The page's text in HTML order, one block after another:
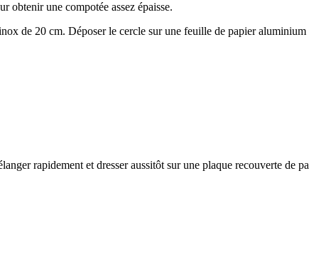
obtenir une compotée assez épaisse.
de 20 cm. Déposer le cercle sur une feuille de papier
rapidement et dresser aussitôt sur une plaque recouverte de